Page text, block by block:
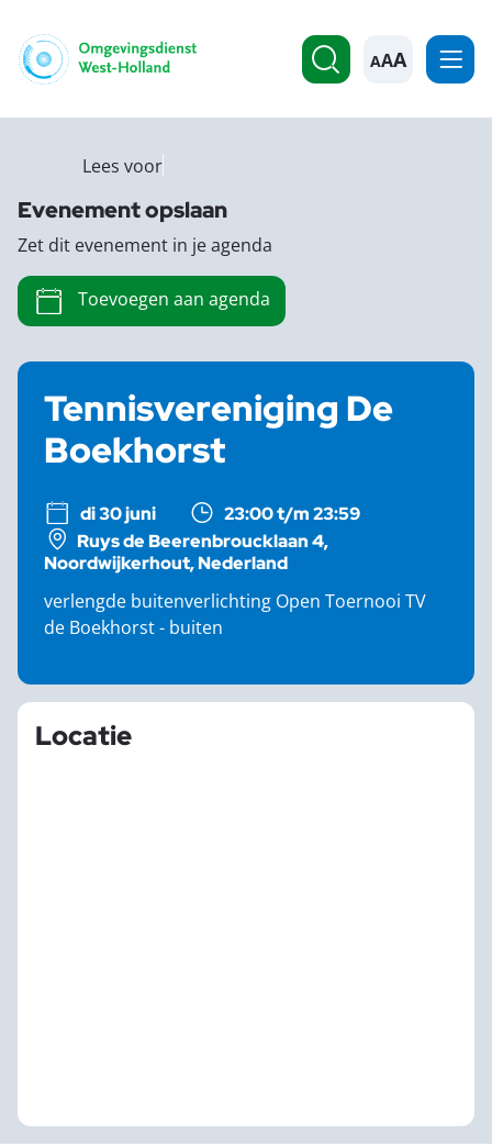
A
Tennisvereniging De
Boekhorst
di 30 juni
23:00 t/m 23:59
Ruys de Beerenbroucklaan 4,
Noordwijkerhout, Nederland
verlengde buitenverlichting Open Toernooi TV
de Boekhorst - buiten
Locatie
Lees voor
Evenement opslaan
Zet dit evenement in je agenda
Toevoegen aan agenda